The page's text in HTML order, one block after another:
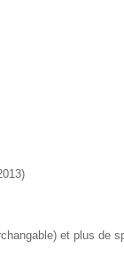
et plus de